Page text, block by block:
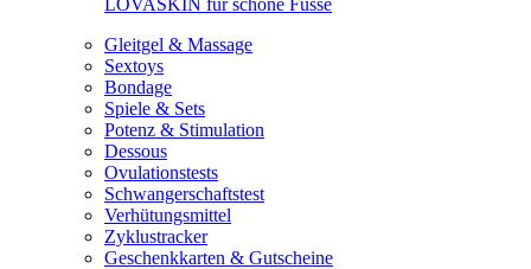
LOVASKIN für schöne Füsse
Gleitgel & Massage
Sextoys
Bondage
Spiele & Sets
Potenz & Stimulation
Dessous
Ovulationstests
Schwangerschaftstest
Verhütungsmittel
Zyklustracker
Geschenkkarten & Gutscheine